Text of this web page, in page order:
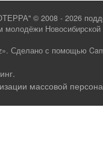
© 2008 - 2026
молодёжи Новосибирской
. Сделано с помощью
.
массовой